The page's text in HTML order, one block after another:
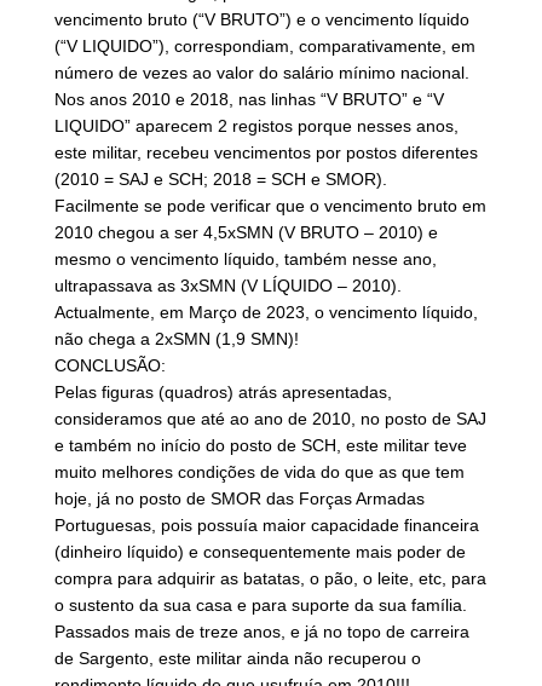
vencimento bruto (“V BRUTO”) e o vencimento líquido
(“V LIQUIDO”), correspondiam, comparativamente, em
número de vezes ao valor do salário mínimo nacional.
Nos anos 2010 e 2018, nas linhas “V BRUTO” e “V
LIQUIDO” aparecem 2 registos porque nesses anos,
este militar, recebeu vencimentos por postos diferentes
(2010 = SAJ e SCH; 2018 = SCH e SMOR).
Facilmente se pode verificar que o vencimento bruto em
2010 chegou a ser 4,5xSMN (V BRUTO – 2010) e
mesmo o vencimento líquido, também nesse ano,
ultrapassava as 3xSMN (V LÍQUIDO – 2010).
Actualmente, em Março de 2023, o vencimento líquido,
não chega a 2xSMN (1,9 SMN)!
CONCLUSÃO:
Pelas figuras (quadros) atrás apresentadas,
consideramos que até ao ano de 2010, no posto de SAJ
e também no início do posto de SCH, este militar teve
muito melhores condições de vida do que as que tem
hoje, já no posto de SMOR das Forças Armadas
Portuguesas, pois possuía maior capacidade financeira
(dinheiro líquido) e consequentemente mais poder de
compra para adquirir as batatas, o pão, o leite, etc, para
o sustento da sua casa e para suporte da sua família.
Passados mais de treze anos, e já no topo de carreira
de Sargento, este militar ainda não recuperou o